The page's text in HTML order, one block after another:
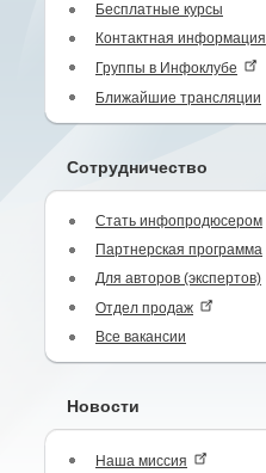
Бесплатные курсы
Контактная информация
Группы в Инфоклубе
Ближайшие трансляции
Сотрудничество
Стать инфопродюсером
Партнерская программа
Для авторов (экспертов)
Отдел продаж
Все вакансии
Новости
Наша миссия